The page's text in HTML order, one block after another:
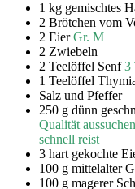
1 kg gemischtes
2 Brötchen vom
2 EierGr. M
2 Zwiebeln
2 Teelöffel Senf3
1 Teelöffel
Salz und Pfeffer
250 g dünn
Qualität
schnell reist
3 hart gekochte
100 g mittelalter
100 g magerer